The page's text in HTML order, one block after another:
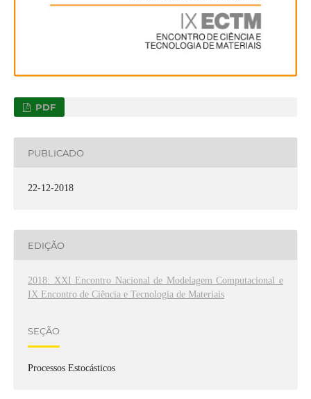
PDF
PUBLICADO
22-12-2018
EDIÇÃO
2018: XXI Encontro Nacional de Modelagem Computacional e
IX Encontro de Ciência e Tecnologia de Materiais
SEÇÃO
Processos Estocásticos